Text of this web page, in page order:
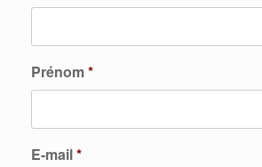
Prénom*
E-mail*